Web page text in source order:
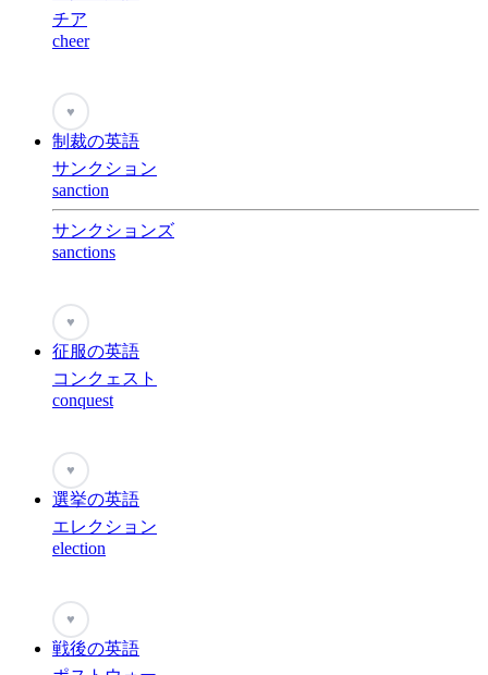
チア
cheer
♥
制裁の英語
サンクション
sanction
サンクションズ
sanctions
♥
征服の英語
コンクェスト
conquest
♥
選挙の英語
エレクション
election
♥
戦後の英語